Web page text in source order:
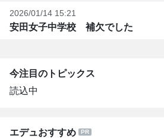
2026/01/14 15:21
安田女子中学校 補欠でした
今注目のトピックス
読込中
エデュおすすめ